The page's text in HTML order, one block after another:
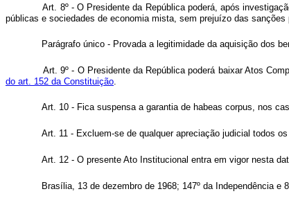
Art. 8º - O Presidente da República poderá, após
públicas e sociedades de economia mista, sem prejuízo das
Parágrafo único - Provada a legitimidade da aquisição dos
Art. 9º - O Presidente da República poderá baixar Atos
do art. 152 da Constituição.
Art. 10 - Fica suspensa a garantia de habeas corpus, nos
Art. 11 - Excluem-se de qualquer apreciação judicial todos
Art. 12 - O presente Ato Institucional entra em vigor nesta
Brasília, 13 de dezembro de 1968; 147º da Independência e